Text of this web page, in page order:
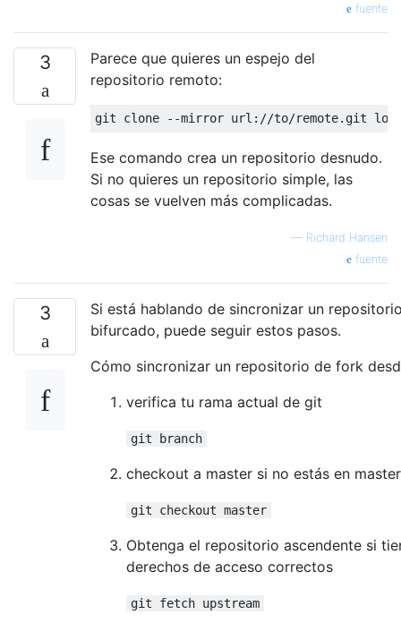
fuente
3
Parece que quieres un espejo del
repositorio remoto:
Ese comando crea un repositorio desnudo.
Si no quieres un repositorio simple, las
cosas se vuelven más complicadas.
— Richard Hansen
fuente
3
Si está hablando de sincronizar un
bifurcado, puede seguir estos pasos.
Cómo sincronizar un repositorio de fork
verifica tu rama actual de git
git branch
checkout a master si no estás en master
git checkout master
Obtenga el repositorio ascendente si
derechos de acceso correctos
git fetch upstream